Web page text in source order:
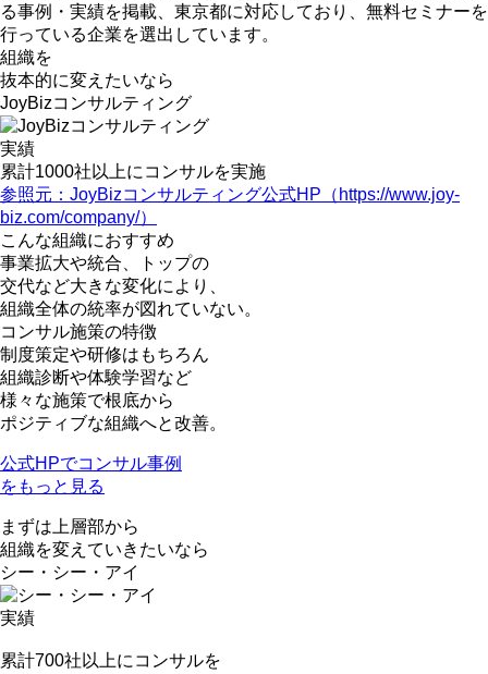
る事例・実績を掲載、東京都に対応しており、無料セミナーを
行っている企業を選出しています。
組織を
抜本的に変えたいなら
JoyBizコンサルティング
実績
累計1000社 以上にコンサルを実施
参照元：JoyBizコンサルティング公式HP（https://www.joy-
biz.com/company/）
こんな組織におすすめ
事業拡大や統合、トップの
交代など大きな変化により、
組織全体の統率が図れていない。
コンサル施策の特徴
制度策定や研修はもちろん
組織診断や体験学習など
様々な施策で根底から
ポジティブな組織へと改善。
公式HPでコンサル事例
をもっと見る
まずは上層部から
組織を変えていきたいなら
シー・シー・アイ
実績
累計700社 以上にコンサルを